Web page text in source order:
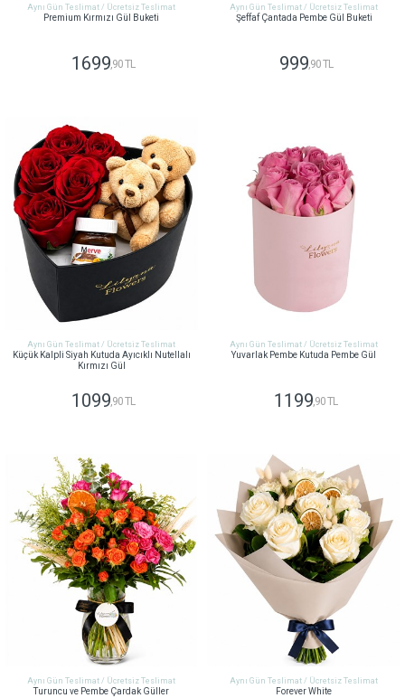
Aynı Gün Teslimat / Ücretsiz Teslimat
Premium Kırmızı Gül Buketi
1699,90 TL
Aynı Gün Teslimat / Ücretsiz Teslimat
Şeffaf Çantada Pembe Gül Buketi
999,90 TL
Aynı Gün Teslimat / Ücretsiz Teslimat
Küçük Kalpli Siyah Kutuda Ayıcıklı Nutellalı
Kırmızı Gül
1099 ,90 TL
Aynı Gün Teslimat / Ücretsiz Teslimat
Yuvarlak Pembe Kutuda Pembe Gül
1199 ,90 TL
Aynı Gün Teslimat / Ücretsiz Teslimat
Turuncu ve Pembe Çardak Güller
Aynı Gün Teslimat / Ücretsiz Teslimat
Forever White